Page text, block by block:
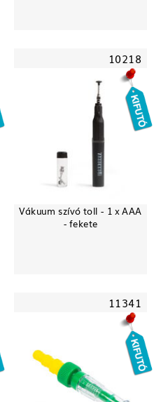
10218
Vákuum szívó toll - 1 x AAA
- fekete
11341